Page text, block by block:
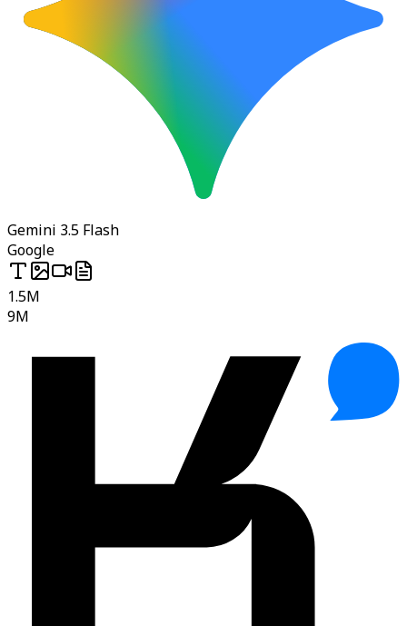
Gemini 3.5 Flash
Google
1.5M
9M